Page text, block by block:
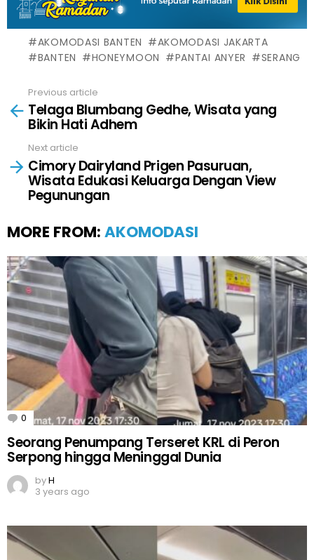
AKOMODASI BANTEN
AKOMODASI JAKARTA
BANTEN
HONEYMOON PANTAI ANYER SERANG
more
Previous article
Telaga Blumbang Gedhe, Wisata yang
Bikin Hati Adhem
Next article
Cimory Dairyland Prigen Pasuruan,
Wisata Edukasi Keluarga Dengan View
Pegunungan
MORE FROM: AKOMODASI
0 Comments
Seorang Penumpang Terseret KRL di Peron
Serpong hingga Meninggal Dunia
byH
3 years ago